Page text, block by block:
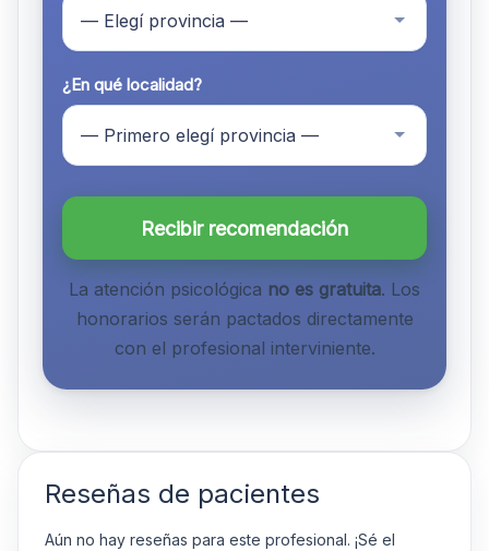
¿En qué localidad?
Recibir recomendación
La atención psicológica no es gratuita. Los
honorarios serán pactados directamente
con el profesional interviniente.
Reseñas de pacientes
Aún no hay reseñas para este profesional. ¡Sé el